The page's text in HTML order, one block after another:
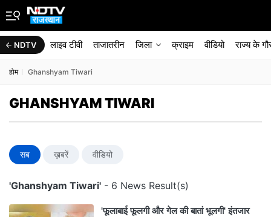
NDTV लाइव टीवी ताजातरीन जिला क्राइम वीडियो राज्‍य के
होम Ghanshyam Tiwari
GHANSHYAM TIWARI
सब ख़बरें वीडियो
'Ghanshyam Tiwari' - 6 News Result(s)
'फूलाबाई फूलगी और गेल की बातां भूलगी' इंतजार